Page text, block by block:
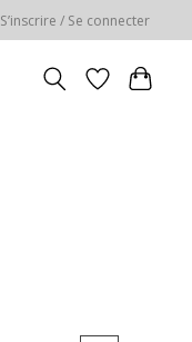
S’inscrire / Se connecter